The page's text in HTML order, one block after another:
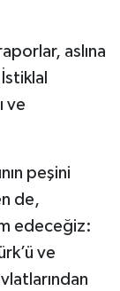
aslına
ve
peşini
de,
edeceğiz:
ve